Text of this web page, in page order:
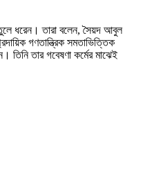
ধরেন। তারা বলেন, সৈয়দ আবুল
গণতান্ত্রিক সমতাভিত্তিক
তিনি তার গবেষণা কর্মের মাঝেই